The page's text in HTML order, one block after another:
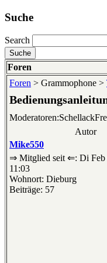
Suche
Search
Foren
Foren > Grammophone >
Autor
Mike550
⇒ Mitglied seit ⇐: Di Feb
11:03
Wohnort: Dieburg
Beiträge: 57